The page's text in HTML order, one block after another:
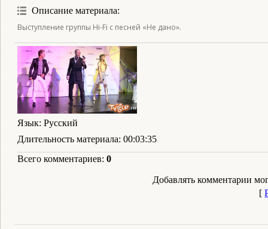
Описание материала:
Выступление группы Hi-Fi с песней «Не дано».
Язык: Русский
Длительность материала: 00:03:35
Всего комментариев: 0
Добавлять комментарии
[